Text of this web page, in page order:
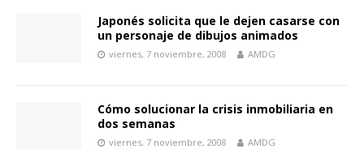
Japonés solicita que le dejen casarse con
un personaje de dibujos animados
viernes, 7 noviembre, 2008 AMDG
Cómo solucionar la crisis inmobiliaria en
dos semanas
viernes, 7 noviembre, 2008 AMDG